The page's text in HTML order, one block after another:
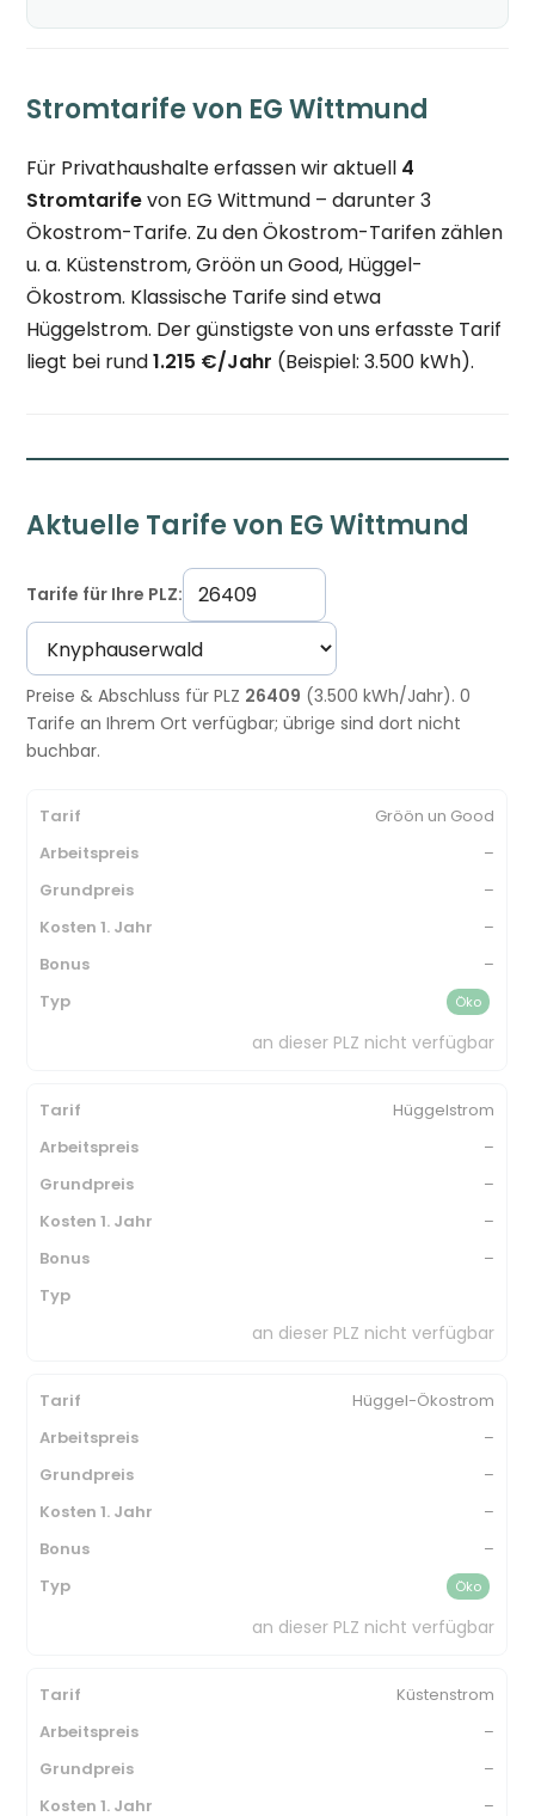
Stromtarife von EG Wittmund
Für Privathaushalte erfassen wir aktuell 4
Stromtarifevon EG Wittmund – darunter 3
Ökostrom-Tarife. Zu den Ökostrom-Tarifen zählen
u. a. Küstenstrom, Gröön un Good, Hüggel-
Ökostrom. Klassische Tarife sind etwa
Hüggelstrom. Der günstigste von uns erfasste Tarif
liegt bei rund1.215 €/Jahr (Beispiel: 3.500 kWh).
Aktuelle Tarife von EG Wittmund
Tarife für Ihre PLZ:
Preise & Abschluss für PLZ 26409 (3.500 kWh/Jahr). 0
Tarife an Ihrem Ort verfügbar; übrige sind dort nicht
buchbar.
Gröön un Good
–
–
–
–
Öko
an dieser PLZ nicht verfügbar
Hüggelstrom
–
–
–
–
an dieser PLZ nicht verfügbar
Hüggel-Ökostrom
–
–
–
–
Öko
an dieser PLZ nicht verfügbar
Küstenstrom
–
–
–